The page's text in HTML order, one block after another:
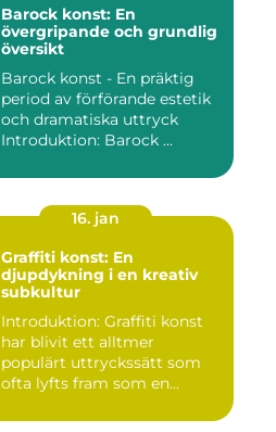
Barock konst: En
övergripande och grundlig
översikt
Barock konst - En präktig
period av förförande estetik
och dramatiska uttryck
Introduktion: Barock ...
16. jan
Graffiti konst: En
djupdykning i en kreativ
subkultur
Introduktion: Graffiti konst
har blivit ett alltmer
populärt uttryckssätt som
ofta lyfts fram som en...